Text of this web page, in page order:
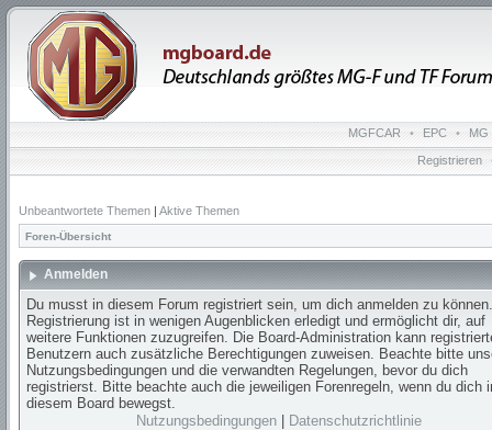
MGFCAR • EPC • MG
Registrieren
Unbeantwortete Themen | Aktive Themen
Foren-Übersicht
Anmelden
Du musst in diesem Forum registriert sein, um dich anmelden zu
Registrierung ist in wenigen Augenblicken erledigt und ermöglicht dir, auf
weitere Funktionen zuzugreifen. Die Board-Administration kann
Benutzern auch zusätzliche Berechtigungen zuweisen. Beachte bitte
Nutzungsbedingungen und die verwandten Regelungen, bevor du dich
registrierst. Bitte beachte auch die jeweiligen Forenregeln, wenn du dich
diesem Board bewegst.
Nutzungsbedingungen
Datenschutzrichtlinie